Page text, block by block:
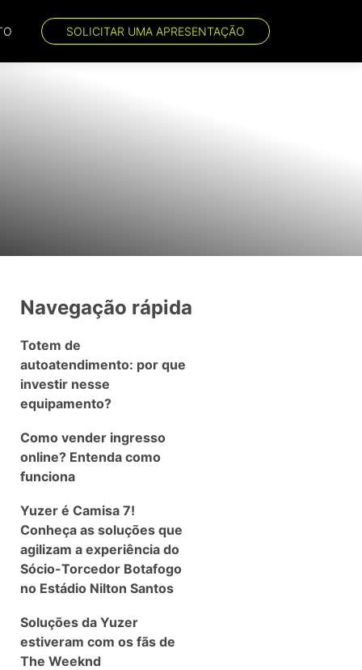
SOLICITAR UMA APRESENTAÇÃO
Navegação rápida
Totem de
autoatendimento: por que
investir nesse
equipamento?
Como vender ingresso
online? Entenda como
funciona
Yuzer é Camisa 7!
Conheça as soluções que
agilizam a experiência do
Sócio-Torcedor Botafogo
no Estádio Nilton Santos
Soluções da Yuzer
estiveram com os fãs de
The Weeknd